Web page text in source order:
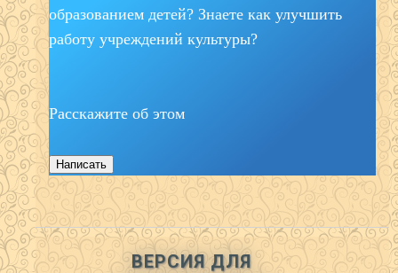
образованием детей? Знаете как улучшить
работу учреждений культуры?
Расскажите об этом
Написать
ВЕРСИЯ ДЛЯ